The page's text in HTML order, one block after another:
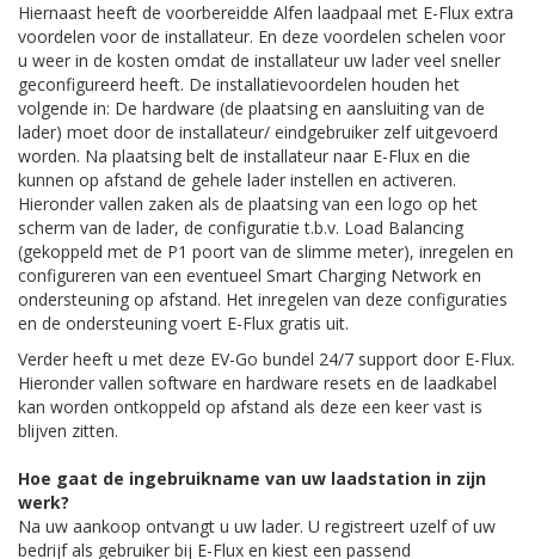
Hiernaast heeft de voorbereidde Alfen laadpaal met E-Flux extra
voordelen voor de installateur. En deze voordelen schelen voor
u weer in de kosten omdat de installateur uw lader veel sneller
geconfigureerd heeft. De installatievoordelen houden het
volgende in: De hardware (de plaatsing en aansluiting van de
lader) moet door de installateur/ eindgebruiker zelf uitgevoerd
worden. Na plaatsing belt de installateur naar E-Flux en die
kunnen op afstand de gehele lader instellen en activeren.
Hieronder vallen zaken als de plaatsing van een logo op het
scherm van de lader, de configuratie t.b.v. Load Balancing
(gekoppeld met de P1 poort van de slimme meter), inregelen en
configureren van een eventueel Smart Charging Network en
ondersteuning op afstand. Het inregelen van deze configuraties
en de ondersteuning voert E-Flux gratis uit.
Verder heeft u met deze EV-Go bundel 24/7 support door E-Flux.
Hieronder vallen software en hardware resets en de laadkabel
kan worden ontkoppeld op afstand als deze een keer vast is
blijven zitten.
Hoe gaat de ingebruikname van uw laadstation in zijn
werk?
Na uw aankoop ontvangt u uw lader. U registreert uzelf of uw
bedrijf als gebruiker bij E-Flux en kiest een passend